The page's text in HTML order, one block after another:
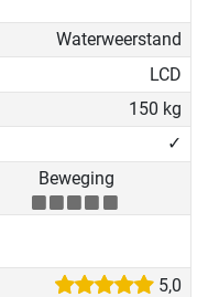
Waterweerstand
LCD
150 kg
✓
Beweging
5,0